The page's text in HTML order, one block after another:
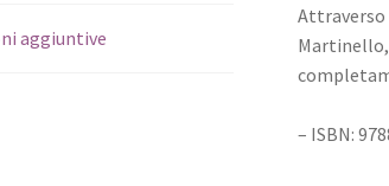
aggiuntive
– ISBN: